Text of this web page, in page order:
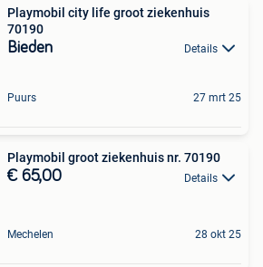
Playmobil city life groot ziekenhuis
70190
Bieden Details
Puurs 27 mrt 25
Playmobil groot ziekenhuis nr. 70190
€ 65,00 Details
Mechelen 28 okt 25